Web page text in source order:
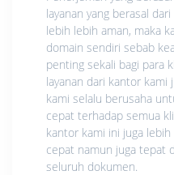
layanan yang berasal
lebih lebih aman, maka
domain sendiri sebab
penting sekali bagi para
layanan dari kantor kami
kami selalu berusaha
cepat terhadap semua
kantor kami ini juga
cepat namun juga tepat
seluruh dokumen.